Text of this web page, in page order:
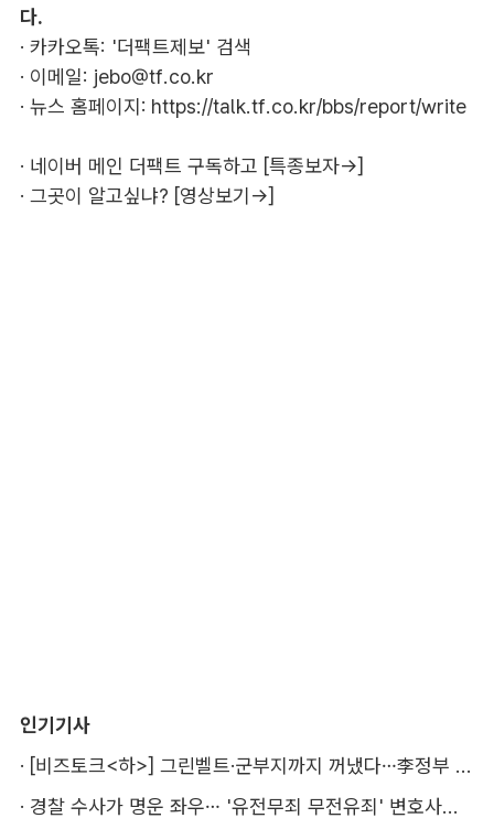
다.
· 카카오톡: '더팩트제보' 검색
· 이메일: jebo@tf.co.kr
· 뉴스 홈페이지: https://talk.tf.co.kr/bbs/report/write
· 네이버 메인 더팩트 구독하고 [특종보자→]
· 그곳이 알고싶냐? [영상보기→]
인기기사
·
[비즈토크<하>] 그린벨트·군부지까지 꺼냈다…李정부 '공급 속도전' 통할까
·
경찰 수사가 명운 좌우… '유전무죄 무전유죄' 변호사비 부담 우려